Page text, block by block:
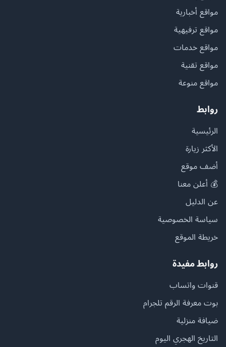
مواقع أخبارية
مواقع ترفيهية
مواقع خدمات
مواقع تقنية
مواقع منوعة
روابط
الرئيسية
الأكثر زيارة
أضف موقع
💰 أعلن معنا
عن الدليل
سياسة الخصوصية
خريطة الموقع
روابط مفيدة
قنوات واتساب
بوت معرفة الرقم تلجرام
ضيافة منزلية
التاريخ الهجري اليوم